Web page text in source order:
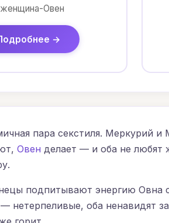
Овен
→
пара секстиля. Меркурий
Овен делает — и оба не любят
подпитывают энергию Овна
оба ненавидят